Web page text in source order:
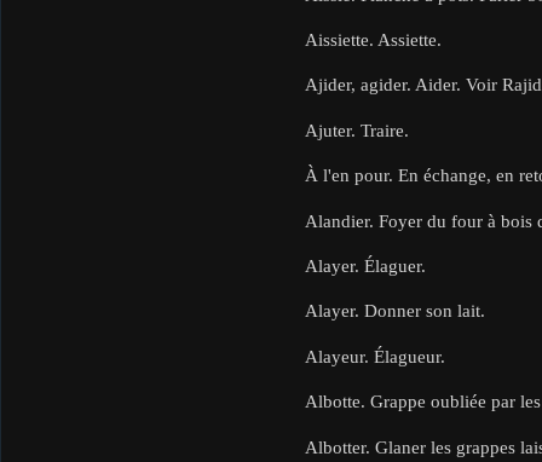
Aissiette. Assiette.
Ajider, agider. Aider. Voir
Ajuter. Traire.
À l'en pour. En échange, en
Alandier. Foyer du four à bois
Alayer. Élaguer.
Alayer. Donner son lait.
Alayeur. Élagueur.
Albotte. Grappe oubliée par
Albotter. Glaner les grappes